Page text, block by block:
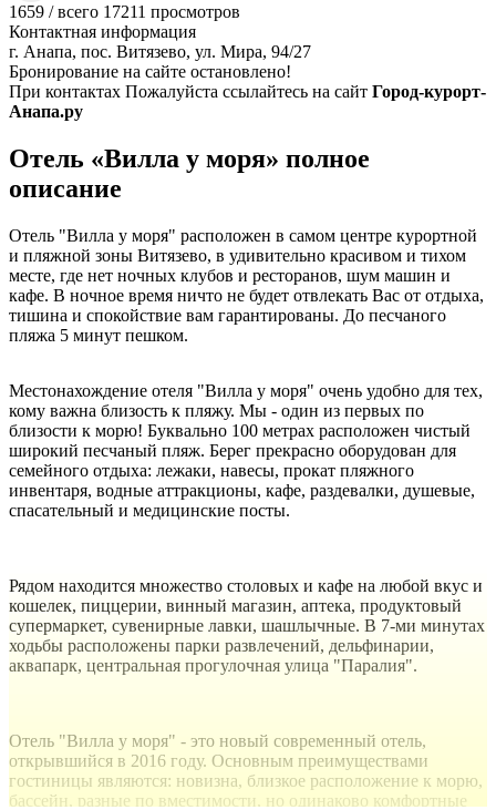
1659 /всего 17211 просмотров
Контактная информация
г. Анапа, пос. Витязево, ул. Мира, 94/27
Бронирование на сайте остановлено!
При контактах Пожалуйста ссылайтесь на сайт Город-курорт-
Анапа.ру
Отель «Вилла у моря» полное
описание
Отель "Вилла у моря" расположен в самом центре курортной
и пляжной зоны Витязево, в удивительно красивом и тихом
месте, где нет ночных клубов и ресторанов, шум машин и
кафе. В ночное время ничто не будет отвлекать Вас от отдыха,
тишина и спокойствие вам гарантированы. До песчаного
пляжа 5 минут пешком.
Местонахождение отеля "Вилла у моря" очень удобно для тех,
кому важна близость к пляжу. Мы - один из первых по
близости к морю! Буквально 100 метрах расположен чистый
широкий песчаный пляж. Берег прекрасно оборудован для
семейного отдыха: лежаки, навесы, прокат пляжного
инвентаря, водные аттракционы, кафе, раздевалки, душевые,
спасательный и медицинские посты.
Рядом находится множество столовых и кафе на любой вкус и
кошелек, пиццерии, винный магазин, аптека, продуктовый
супермаркет, сувенирные лавки, шашлычные. В 7-ми минутах
ходьбы расположены парки развлечений, дельфинарии,
аквапарк, центральная прогулочная улица "Паралия".
Отель "Вилла у моря" - это новый современный отель,
открывшийся в 2016 году. Основным преимуществами
гостиницы являются: новизна, близкое расположение к морю,
бассейн, разные по вместимости, но одинаково комфортные